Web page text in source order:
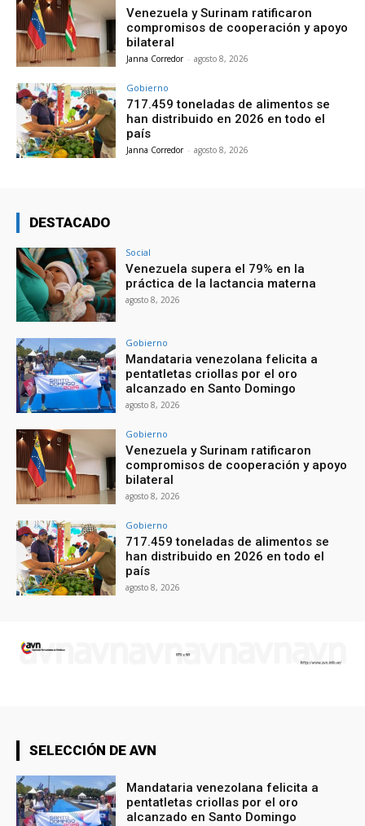
Venezuela y Surinam ratificaron
compromisos de cooperación y apoyo
bilateral
Janna Corredor - agosto 8, 2026
Gobierno
717.459 toneladas de alimentos se
han distribuido en 2026 en todo el
país
Janna Corredor - agosto 8, 2026
DESTACADO
Social
Venezuela supera el 79% en la
práctica de la lactancia materna
agosto 8, 2026
Gobierno
Mandataria venezolana felicita a
pentatletas criollas por el oro
alcanzado en Santo Domingo
agosto 8, 2026
Gobierno
Venezuela y Surinam ratificaron
compromisos de cooperación y apoyo
bilateral
agosto 8, 2026
Gobierno
717.459 toneladas de alimentos se
han distribuido en 2026 en todo el
país
agosto 8, 2026
SELECCIÓN DE AVN
Mandataria venezolana felicita a
pentatletas criollas por el oro
alcanzado en Santo Domingo